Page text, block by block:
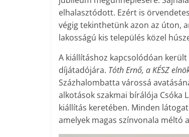
elhalasztódott. Ezért is
végig tekinthetünk azon az úton,
lakosságú kis település közel
A kiállításhoz kapcsolódóan
díjátadójára. Tóth Ernő, a KÉSZ
Százhalombatta várossá
alkotások szakmai bírálója Csóka
kiállítás keretében. Minden
amelyek magas színvonala méltó